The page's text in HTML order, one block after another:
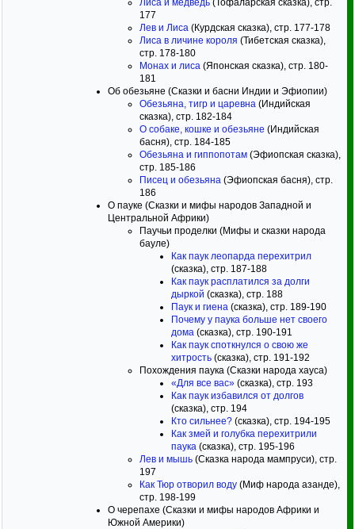
Лиса и медведь (Тофаларская сказка), стр.
177
Лев и Лиса (Курдская сказка), стр. 177-178
Лиса в личине короля (Тибетская сказка),
стр. 178-180
Монах и лиса (Японская сказка), стр. 180-
181
Об обезьяне (Сказки и басни Индии и Эфиопии)
Обезьяна, тигр и царевна (Индийская
сказка), стр. 182-184
О собаке, кошке и обезьяне (Индийская
басня), стр. 184-185
Обезьяна и гиппопотам (Эфиопская сказка),
стр. 185-186
Писец и обезьяна (Эфиопская басня), стр.
186
О пауке (Сказки и мифы народов Западной и
Центральной Африки)
Паучьи проделки (Мифы и сказки народа
бауле)
Как паук леопарда перехитрил
(сказка), стр. 187-188
Как паук расплатился за долги
дыркой (сказка), стр. 188
Паук и гиена (сказка), стр. 189-190
Почему у паука больше нет своего
дома (сказка), стр. 190-191
Как паук споткнулся о свою же
хитрость (сказка), стр. 191-192
Похождения паука (Сказки народа хауса)
«Для все вас» (сказка), стр. 193
Как паук избавился от долгов
(сказка), стр. 194
Кто сильнее? (сказка), стр. 194-195
Как змей и голубка перехитрили
паука (сказка), стр. 195-196
Лев и мышь (Сказка народа мампруси), стр.
197
Как Тюр отворил воду (Миф народа азанде),
стр. 198-199
О черепахе (Сказки и мифы народов Африки и
Южной Америки)